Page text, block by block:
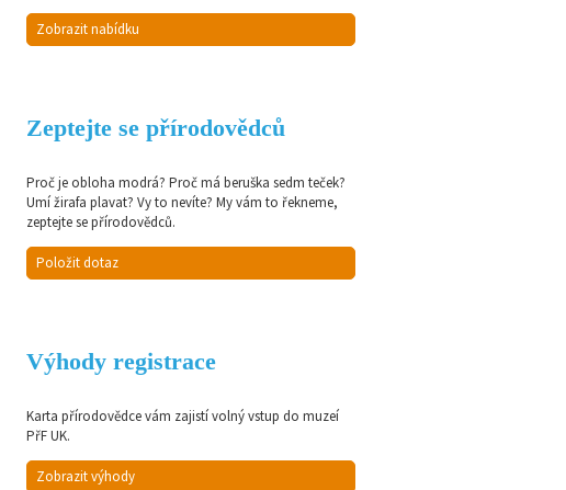
Zobrazit nabídku
Zeptejte se přírodovědců
Proč je obloha modrá? Proč má beruška sedm teček?
Umí žirafa plavat? Vy to nevíte? My vám to řekneme,
zeptejte se přírodovědců.
Položit dotaz
Výhody registrace
Karta přírodovědce vám zajistí volný vstup do muzeí
PřF UK.
Zobrazit výhody